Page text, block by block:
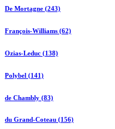
De Mortagne (243)
François-Williams (62)
Ozias-Leduc (138)
Polybel (141)
de Chambly (83)
du Grand-Coteau (156)